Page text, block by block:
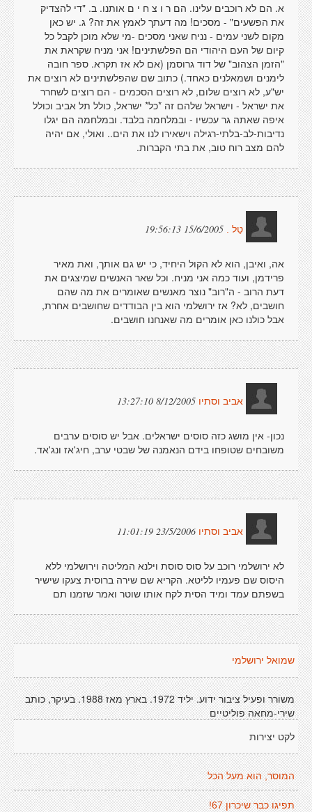
א. הם לא רוכבים עלינו. הם ר ו צ ח י ם אותנו. ב. "די להצדיק
את הפשעים" - מסכים! מה דעתך לאמץ את זה? ג. יש כאן
מקום לשני עמים - נניח שאני מסכים -מי שלא מוכן לקבל כל
קיום של העם היהודי הם הפלשתינים! אני מניח שקראת את
"הזמן הצהוב" של דוד גרוסמן (אם לא אז תקרא. ספר חובה
לימנים ושמאלנים כאחד.) כתוב שם שהפלשתינים לא רוצים את
יש"ע, לא רוצים שלום, לא רוצים הסכמים - הם רוצים לשחרר
את ישראל - וישראל שלהם זה *כל* ישראל, כולל תל אביב וכולל
איפה שאתה גר עכשיו - ובמלחמה בלבד. ובמלחמה הם יגלו
נדיבות-לב-בלתי-רגילה וישאירו לנו את הים.. ואולי, אם יהיה
להם מצב רוח טוב, את בתי הקברות.
טַל . 15/6/2005 19:56:13
אה, ואיבן, הוא לא הקול היחיד, כי יש גם אותך, ואת מאיר
פרידמן, ועוד כמה אני מניח. וכל שאר האנשים שמיצגים את
דעת הרוב - ה"רוב" נוצר מאנשים שאומרים את מה שהם
חושבים, לא? אז ירושלמי הוא בין הבודדים שחושבים אחרת,
אבל כולנו כאן אומרים מה שאנחנו חושבים.
אביב וסתיו 8/12/2005 13:27:10
נכון- אין מושג כזה סוסים ישראלים. אבל יש סוסים ערבים
משובחים שטופחו בידם הנאמנה של שבטי ערב, חיג'אז ונג'אד.
אביב וסתיו 23/5/2006 11:01:19
לא ירושלמי רוכב על סוס סוסת וילנא המליטה וירושלמי ללא
היסוס שם פעמיו לליטא. הקריא שם שירה ברוסית צעקו שישיר
בשפתם עמד ומיד הסית לקח אותו שוטר ואמר שזמנו תם
שמואל ירושלמי
משורר ופעיל ציבור ידוע. יליד 1972. בארץ מאז 1988. בעיקר, כותב
שירי-מחאה פוליטיים
לקט יצירות
המוסר, הוא מעל הכל
תפיגו כבר שיכרון 67!